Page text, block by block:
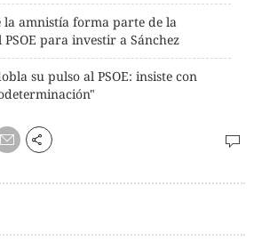
la amnistía forma parte de la
para investir a Sánchez
su pulso al PSOE: insiste con